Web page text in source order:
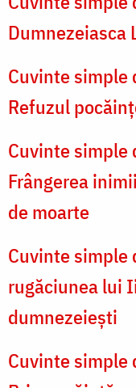
Dumnezeiasca
Cuvinte simple
Refuzul
Cuvinte simple
Frângerea
de moarte
Cuvinte simple
rugăciunea lui
dumnezeieşti
Cuvinte simple